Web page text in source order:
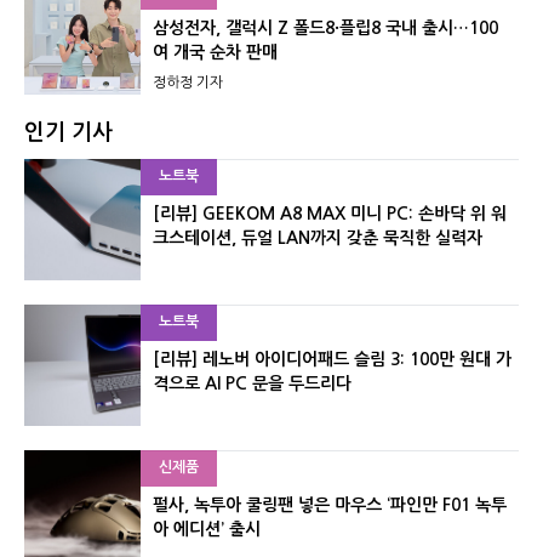
삼성전자, 갤럭시 Z 폴드8·플립8 국내 출시…100
여 개국 순차 판매
정하정 기자
인기 기사
노트북
[리뷰] GEEKOM A8 MAX 미니 PC: 손바닥 위 워
크스테이션, 듀얼 LAN까지 갖춘 묵직한 실력자
노트북
[리뷰] 레노버 아이디어패드 슬림 3: 100만 원대 가
격으로 AI PC 문을 두드리다
신제품
펄사, 녹투아 쿨링팬 넣은 마우스 ‘파인만 F01 녹투
아 에디션’ 출시